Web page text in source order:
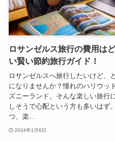
ロサンゼルス旅行の費用は
い賢い節約旅行ガイド！
ロサンゼルスへ旅行したいけど、
になりませんか？憧れのハリウッ
ズニーランド。そんな楽しい旅行
しそうで心配という方も多いはず
つ、楽...
2024年1月6日